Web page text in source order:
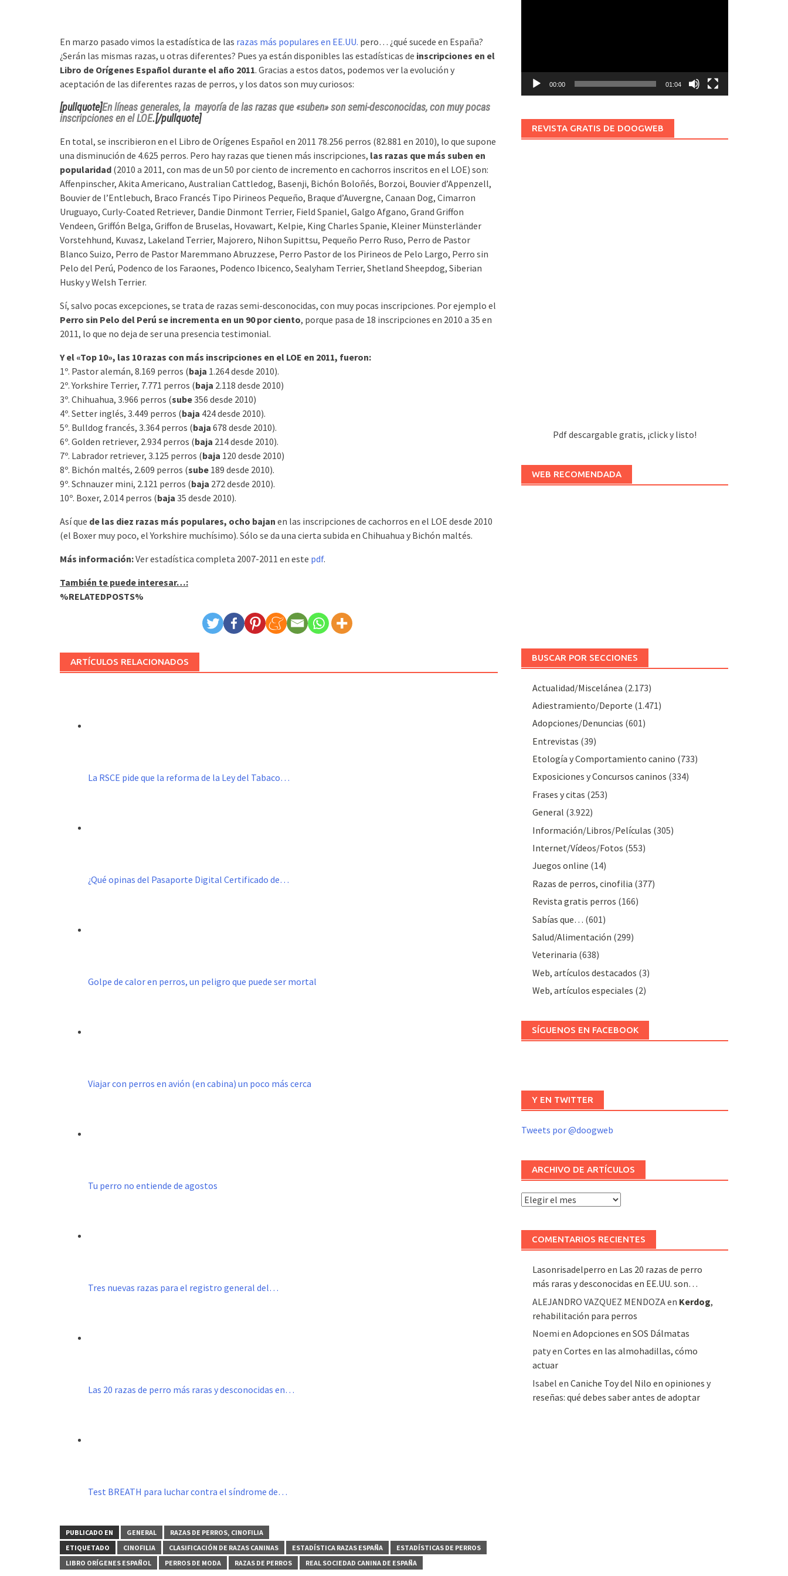
En marzo pasado vimos la estadística de las razas más populares en EE.UU. pero… ¿qué sucede en España?
¿Serán las mismas razas, u otras diferentes? Pues ya están disponibles las estadísticas de inscripciones en el
Libro de Orígenes Español durante el año 2011. Gracias a estos datos, podemos ver la evolución y
aceptación de las diferentes razas de perros, y los datos son muy curiosos:
[pullquote]En líneas generales, la mayoría de las razas que «suben» son semi-desconocidas, con muy pocas
inscripciones en el LOE.[/pullquote]
En total, se inscribieron en el Libro de Orígenes Español en 2011 78.256 perros (82.881 en 2010), lo que supone
una disminución de 4.625 perros. Pero hay razas que tienen más inscripciones, las razas que más suben en
popularidad (2010 a 2011, con mas de un 50 por ciento de incremento en cachorros inscritos en el LOE) son:
Affenpinscher, Akita Americano, Australian Cattledog, Basenji, Bichón Boloñés, Borzoi, Bouvier d’Appenzell,
Bouvier de l’Entlebuch, Braco Francés Tipo Pirineos Pequeño, Braque d’Auvergne, Canaan Dog, Cimarron
Uruguayo, Curly-Coated Retriever, Dandie Dinmont Terrier, Field Spaniel, Galgo Afgano, Grand Griffon
Vendeen, Griffón Belga, Griffon de Bruselas, Hovawart, Kelpie, King Charles Spanie, Kleiner Münsterländer
Vorstehhund, Kuvasz, Lakeland Terrier, Majorero, Nihon Supittsu, Pequeño Perro Ruso, Perro de Pastor
Blanco Suizo, Perro de Pastor Maremmano Abruzzese, Perro Pastor de los Pirineos de Pelo Largo, Perro sin
Pelo del Perú, Podenco de los Faraones, Podenco Ibicenco, Sealyham Terrier, Shetland Sheepdog, Siberian
Husky y Welsh Terrier.
Sí, salvo pocas excepciones, se trata de razas semi-desconocidas, con muy pocas inscripciones. Por ejemplo el
Perro sin Pelo del Perú se incrementa en un 90 por ciento, porque pasa de 18 inscripciones en 2010 a 35 en
2011, lo que no deja de ser una presencia testimonial.
Y el «Top 10», las 10 razas con más inscripciones en el LOE en 2011, fueron:
1º. Pastor alemán, 8.169 perros (baja 1.264 desde 2010).
2º. Yorkshire Terrier, 7.771 perros (baja 2.118 desde 2010)
3º. Chihuahua, 3.966 perros (sube356 desde 2010)
4º. Setter inglés, 3.449 perros (baja 424 desde 2010).
5º. Bulldog francés, 3.364 perros (baja 678 desde 2010).
6º. Golden retriever, 2.934 perros (baja 214 desde 2010).
7º. Labrador retriever, 3.125 perros (baja 120 desde 2010)
8º. Bichón maltés, 2.609 perros (sube 189 desde 2010).
9º. Schnauzer mini, 2.121 perros (baja 272 desde 2010).
10º. Boxer, 2.014 perros (baja 35 desde 2010).
Así que de las diez razas más populares, ocho bajan en las inscripciones de cachorros en el LOE desde 2010
(el Boxer muy poco, el Yorkshire muchísimo). Sólo se da una cierta subida en Chihuahua y Bichón maltés.
Más información:Ver estadística completa 2007-2011 en este pdf.
También te puede interesar…:
%RELATEDPOSTS%
ARTÍCULOS RELACIONADOS
La RSCE pide que la reforma de la Ley del Tabaco…
¿Qué opinas del Pasaporte Digital Certificado de…
Golpe de calor en perros, un peligro que puede ser mortal
Viajar con perros en avión (en cabina) un poco más cerca
Tu perro no entiende de agostos
Tres nuevas razas para el registro general del…
Las 20 razas de perro más raras y desconocidas en…
Test BREATH para luchar contra el síndrome de…
PUBLICADO EN GENERAL
RAZAS DE PERROS, CINOFILIA
ETIQUETADO
CINOFILIA CLASIFICACIÓN DE RAZAS CANINAS ESTADÍSTICA RAZAS ESPAÑA
ESTADÍSTICAS DE PERROS
LIBRO ORÍGENES ESPAÑOL
PERROS DE MODA RAZAS DE PERROS REAL SOCIEDAD CANINA DE ESPAÑA
00:00 01:04
REVISTA GRATIS DE DOOGWEB
Pdf descargable gratis, ¡click y listo!
WEB RECOMENDADA
BUSCAR POR SECCIONES
Actualidad/Miscelánea (2.173)
Adiestramiento/Deporte (1.471)
Adopciones/Denuncias (601)
Entrevistas (39)
Etología y Comportamiento canino (733)
Exposiciones y Concursos caninos (334)
Frases y citas (253)
General (3.922)
Información/Libros/Películas (305)
Internet/Vídeos/Fotos (553)
Juegos online (14)
Razas de perros, cinofilia (377)
Revista gratis perros (166)
Sabías que… (601)
Salud/Alimentación (299)
Veterinaria (638)
Web, artículos destacados (3)
Web, artículos especiales (2)
SÍGUENOS EN FACEBOOK
Y EN TWITTER
Tweets por @doogweb
ARCHIVO DE ARTÍCULOS
Archivo
artículos
COMENTARIOS RECIENTES
Lasonrisadelperro en Las 20 razas de perro
más raras y desconocidas en EE.UU. son…
ALEJANDRO VAZQUEZ MENDOZAen Kerdog,
rehabilitación para perros
Noemi en Adopciones en SOS Dálmatas
patyen Cortes en las almohadillas, cómo
actuar
Isabel en Caniche Toy del Nilo en opiniones y
reseñas: qué debes saber antes de adoptar